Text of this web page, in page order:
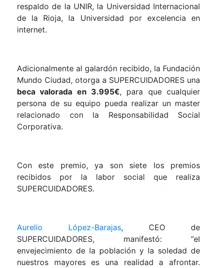
respaldo de la UNIR, la Universidad Internacional
de la Rioja, la Universidad por excelencia en
internet.
Adicionalmente al galardón recibido, la Fundación
Mundo Ciudad, otorga a SUPERCUIDADORES una
beca valorada en 3.995€, para que cualquier
persona de su equipo pueda realizar un master
relacionado con la Responsabilidad Social
Corporativa.
Con este premio, ya son siete los premios
recibidos por la labor social que realiza
SUPERCUIDADORES.
Aurelio López-Barajas, CEO de
SUPERCUIDADORES, manifestó: “el
envejecimiento de la población y la soledad de
nuestros mayores es una realidad a afrontar.